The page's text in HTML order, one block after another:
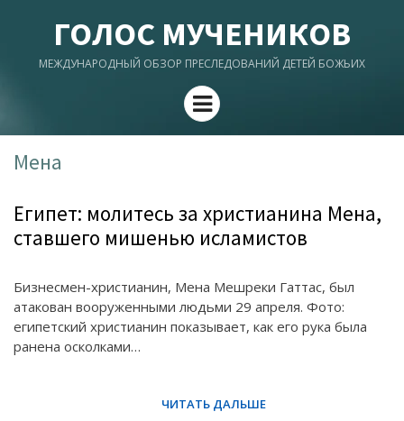
ГОЛОС МУЧЕНИКОВ
МЕЖДУНАРОДНЫЙ ОБЗОР ПРЕСЛЕДОВАНИЙ ДЕТЕЙ БОЖЬИХ
Menu
Мена
Египет: молитесь за христианина Мена,
ставшего мишенью исламистов
Бизнесмен-христианин, Мена Мешреки Гаттас, был
атакован вооруженными людьми 29 апреля. Фото:
египетский христианин показывает, как его рука была
ранена осколками…